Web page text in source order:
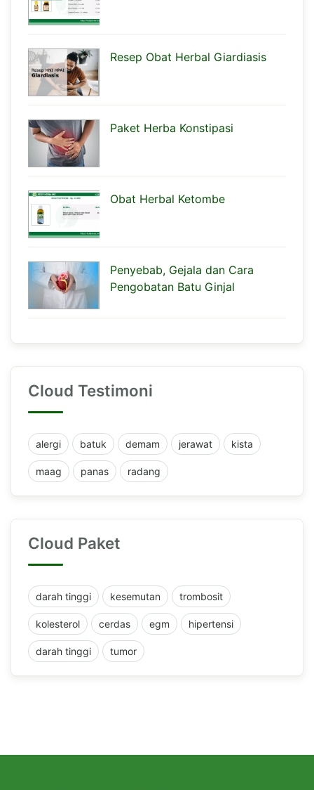
Resep Obat Herbal Giardiasis
Paket Herba Konstipasi
Obat Herbal Ketombe
Penyebab, Gejala dan Cara
Pengobatan Batu Ginjal
Cloud Testimoni
alergi batuk demam jerawat kista
maag panas radang
Cloud Paket
darah tinggi kesemutan trombosit
kolesterol cerdas egm hipertensi
darah tinggi tumor